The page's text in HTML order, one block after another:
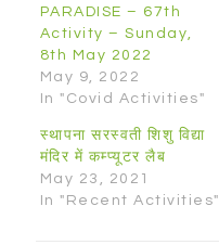
PARADISE – 67th
Activity – Sunday,
8th May 2022
May 9, 2022
In "Covid Activities"
स्थापना सरस्वती शिशु विद्या
मंदिर में कम्प्यूटर लैब
May 23, 2021
In "Recent Activities"